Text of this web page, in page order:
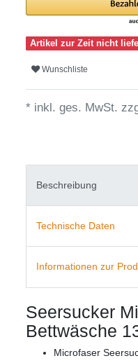
Artikel zur Zeit nicht
Wunschliste
* inkl. ges. MwSt.
Beschreibung
Technische Daten
Informationen zur
Seersucker
Bettwäsche
Microfaser